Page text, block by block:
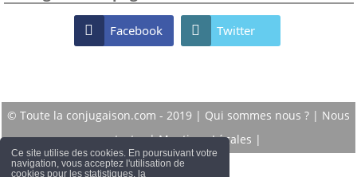
Ce site utilise des cookies. En poursuivant votre
navigation, vous acceptez l'utilisation de
cookies pour les statistiques, la
 Facebook  Twitter
© Toute la conjugaison.com - 2019 | Qui sommes nous ? | Nous
contacter|Mentions Légales |